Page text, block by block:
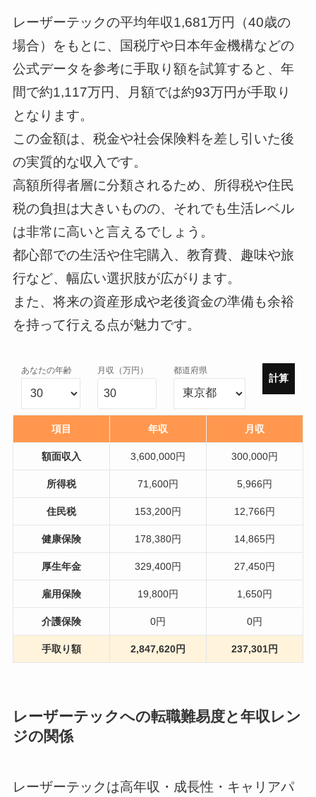
-- --
レーザーテックの平均年収1,681万円（40歳の
場合）をもとに、国税庁や日本年金機構などの
公式データを参考に手取り額を試算すると、年
間で約1,117万円、月額では約93万円が手取り
となります。
この金額は、税金や社会保険料を差し引いた後
の実質的な収入です。
高額所得者層に分類されるため、所得税や住民
税の負担は大きいものの、それでも生活レベル
は非常に高いと言えるでしょう。
都心部での生活や住宅購入、教育費、趣味や旅
行など、幅広い選択肢が広がります。
また、将来の資産形成や老後資金の準備も余裕
を持って行える点が魅力です。
あなたの年齢 月収（万円） 都道府県
計算
項目 年収 月収
額面収入 3,600,000円 300,000円
所得税 71,600円 5,966円
住民税 153,200円 12,766円
健康保険 178,380円 14,865円
厚生年金 329,400円 27,450円
雇用保険 19,800円 1,650円
介護保険 0円 0円
手取り額 2,847,620円 237,301円
レーザーテックへの転職難易度と年収レン
ジの関係
レーザーテックは高年収・成長性・キャリアパ